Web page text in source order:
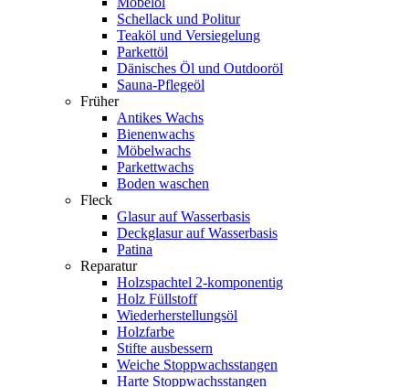
Schellack und Politur
Teaköl und Versiegelung
Parkettöl
Dänisches Öl und Outdooröl
Sauna-Pflegeöl
Früher
Antikes Wachs
Bienenwachs
Möbelwachs
Parkettwachs
Boden waschen
Fleck
Glasur auf Wasserbasis
Deckglasur auf Wasserbasis
Patina
Reparatur
Holzspachtel 2-komponentig
Holz Füllstoff
Wiederherstellungsöl
Holzfarbe
Stifte ausbessern
Weiche Stoppwachsstangen
Harte Stoppwachsstangen